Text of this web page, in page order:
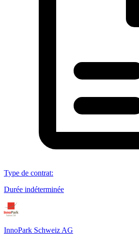
Type de contrat:
Durée indéterminée
InnoPark Schweiz AG